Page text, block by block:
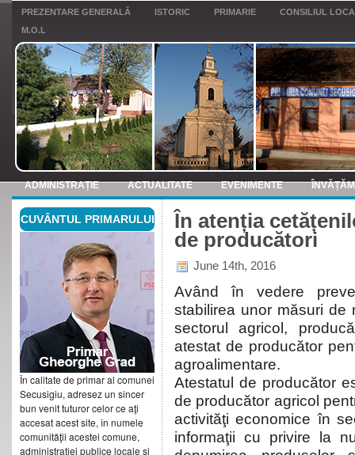
PREZENTARE GENERALĂ ISTORIC PRIMARIE
CONSILIUL
M.O.L
ADMINISTRAȚIE ACTUALITATE EVENIMENTE
ANUNTURI
CUVÂNTUL PRIMARULUI
În calitate de primar al comunei
Secusigiu, adresez un sincer
bun venit tuturor celor ce aţi
accesat acest site, în numele
comunităţii acestei comune,
administraţiei publice locale şi
În atenția
de producători
June 14th, 2016
Având în vedere
stabilirea unor măsuri de
sectorul agricol,
atestat de producător
agroalimentare.
Atestatul de producător
de producător agricol
activităţi economice în
informaţii cu privire la